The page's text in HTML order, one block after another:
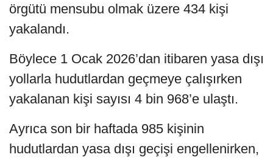
örgütü mensubu olmak üzere 434 kişi
yakalandı.
Böylece 1 Ocak 2026’dan itibaren yasa dışı
yollarla hudutlardan geçmeye çalışırken
yakalanan kişi sayısı 4 bin 968’e ulaştı.
Ayrıca son bir haftada 985 kişinin
hudutlardan yasa dışı geçişi engellenirken,